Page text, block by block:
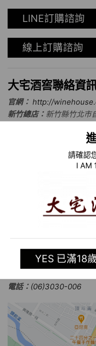
請確認
I AM
YES 已滿18
LINE訂購諮詢
線上訂購諮詢
大宅酒窖聯絡資
官網： http://
新竹總店： 新竹縣竹北市
(02)8501-2211
台中市梧棲
(04)2658-0065
台中市西屯
(04)2254-9891
電話： (06)3030-006